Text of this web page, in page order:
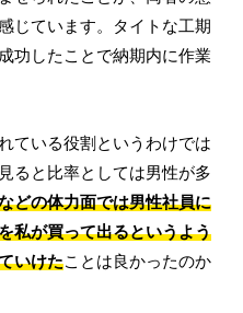
じています。タイトな工期
功したことで納期内に作業
ている役割というわけでは
ると比率としては男性が多
どの体力面では男性社員に
私が買って出るというよう
いけたことは良かったのか